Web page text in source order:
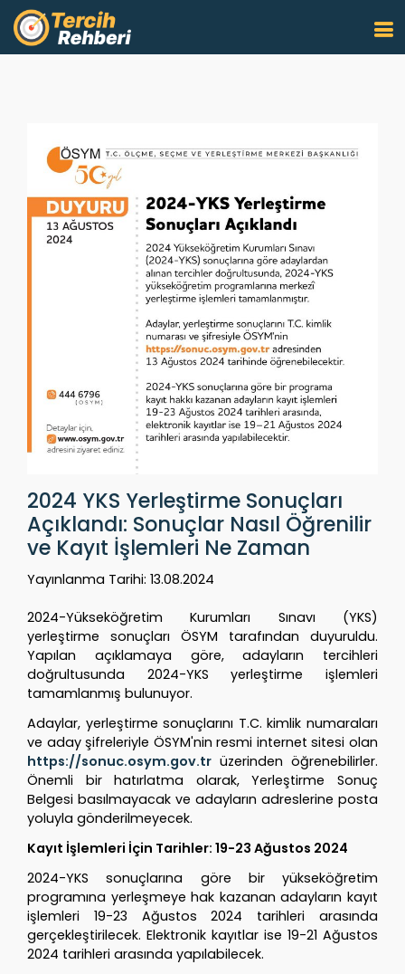
2024 YKS Yerleştirme Sonuçları
Açıklandı: Sonuçlar Nasıl Öğrenilir
ve Kayıt İşlemleri Ne Zaman
Yayınlanma Tarihi: 13.08.2024
2024-Yükseköğretim Kurumları Sınavı (YKS)
yerleştirme sonuçları ÖSYM tarafından duyuruldu.
Yapılan açıklamaya göre, adayların tercihleri
doğrultusunda 2024-YKS yerleştirme işlemleri
tamamlanmış bulunuyor.
Adaylar, yerleştirme sonuçlarını T.C. kimlik numaraları
ve aday şifreleriyle ÖSYM'nin resmi internet sitesi olan
https://sonuc.osym.gov.tr üzerinden öğrenebilirler.
Önemli bir hatırlatma olarak, Yerleştirme Sonuç
Belgesi basılmayacak ve adayların adreslerine posta
yoluyla gönderilmeyecek.
Kayıt İşlemleri İçin Tarihler: 19-23 Ağustos 2024
2024-YKS sonuçlarına göre bir yükseköğretim
programına yerleşmeye hak kazanan adayların kayıt
işlemleri 19-23 Ağustos 2024 tarihleri arasında
gerçekleştirilecek. Elektronik kayıtlar ise 19-21 Ağustos
2024 tarihleri arasında yapılabilecek.